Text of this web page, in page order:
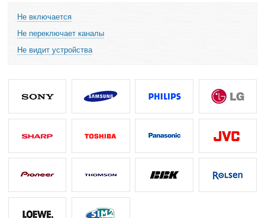
Не включается
Не переключает каналы
Не видит устройства